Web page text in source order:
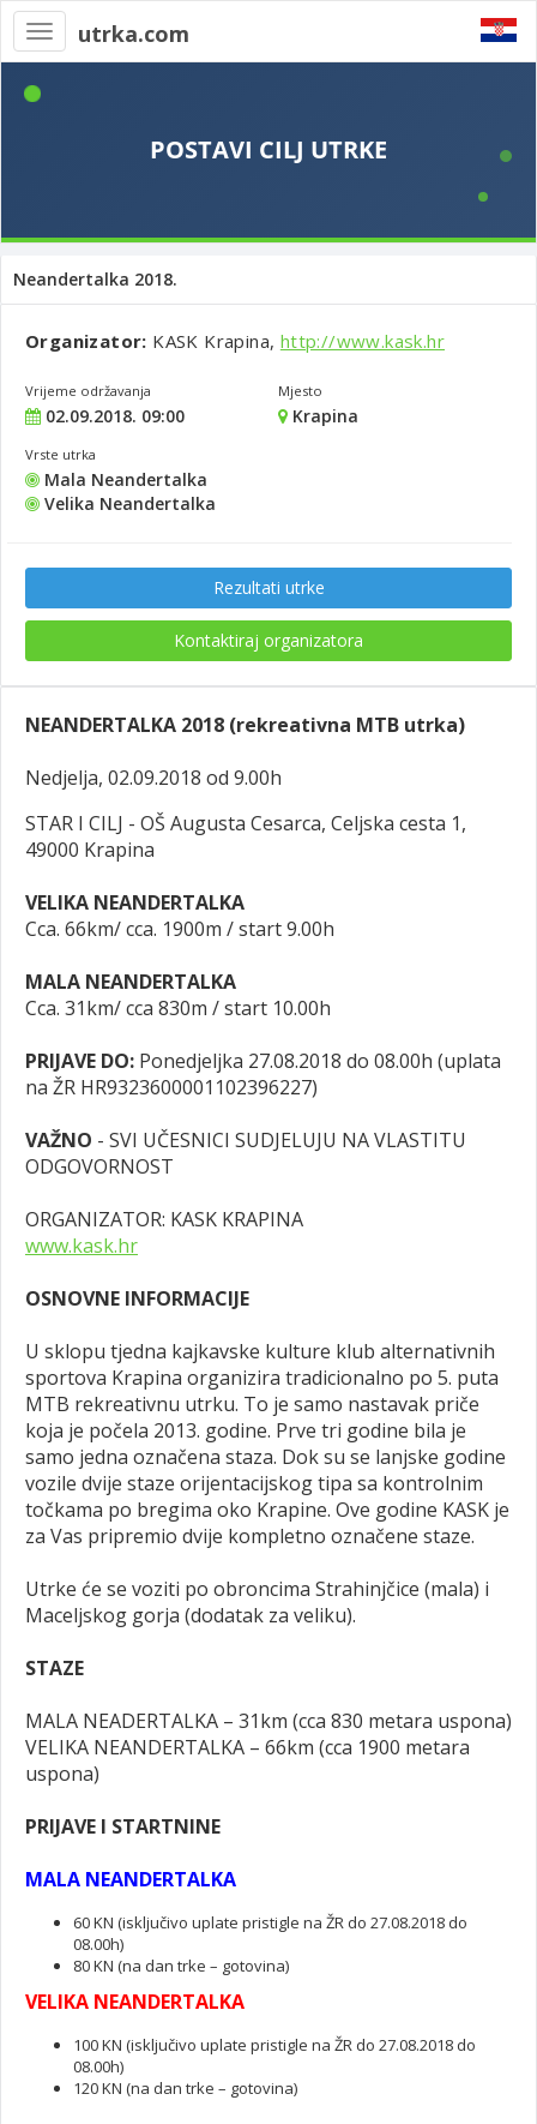
Toggle
navigation
utrka.com
Neandertalka 2018.
Organizator: KASK Krapina, http://www.kask.hr
Vrijeme održavanja
02.09.2018. 09:00
Mjesto
Krapina
Vrste utrka
Mala Neandertalka
Velika Neandertalka
Rezultati utrke
Kontaktiraj organizatora
NEANDERTALKA 2018 (rekreativna MTB utrka)
Nedjelja, 02.09.2018 od 9.00h
STAR I CILJ - OŠ Augusta Cesarca, Celjska cesta 1,
49000 Krapina
VELIKA NEANDERTALKA
Cca. 66km/ cca. 1900m / start 9.00h
MALA NEANDERTALKA
Cca. 31km/ cca 830m / start 10.00h
PRIJAVE DO: Ponedjeljka 27.08.2018 do 08.00h (uplata
na ŽR HR9323600001102396227)
VAŽNO - SVI UČESNICI SUDJELUJU NA VLASTITU
ODGOVORNOST
ORGANIZATOR: KASK KRAPINA
www.kask.hr
OSNOVNE INFORMACIJE
U sklopu tjedna kajkavske kulture klub alternativnih
sportova Krapina organizira tradicionalno po 5. puta
MTB rekreativnu utrku. To je samo nastavak priče
koja je počela 2013. godine. Prve tri godine bila je
samo jedna označena staza. Dok su se lanjske godine
vozile dvije staze orijentacijskog tipa sa kontrolnim
točkama po bregima oko Krapine. Ove godine KASK je
za Vas pripremio dvije kompletno označene staze.
Utrke će se voziti po obroncima Strahinjčice (mala) i
Maceljskog gorja (dodatak za veliku).
STAZE
MALA NEADERTALKA – 31km (cca 830 metara uspona)
VELIKA NEANDERTALKA – 66km (cca 1900 metara
uspona)
PRIJAVE I STARTNINE
MALA NEANDERTALKA
60 KN (isključivo uplate pristigle na ŽR do 27.08.2018 do
08.00h)
80 KN (na dan trke – gotovina)
VELIKA NEANDERTALKA
100 KN (isključivo uplate pristigle na ŽR do 27.08.2018 do
08.00h)
120 KN (na dan trke – gotovina)